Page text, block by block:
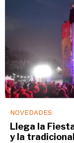
NOVEDADES
Llega la
y la